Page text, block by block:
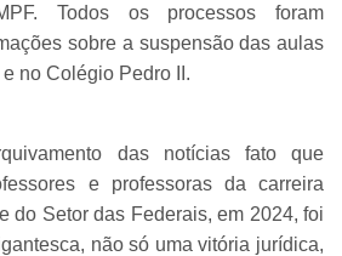
Todos os processos foram
sobre a suspensão das aulas
no Colégio Pedro II.
das notícias fato que
e professoras da carreira
do Setor das Federais, em 2024, foi
não só uma vitória jurídica,